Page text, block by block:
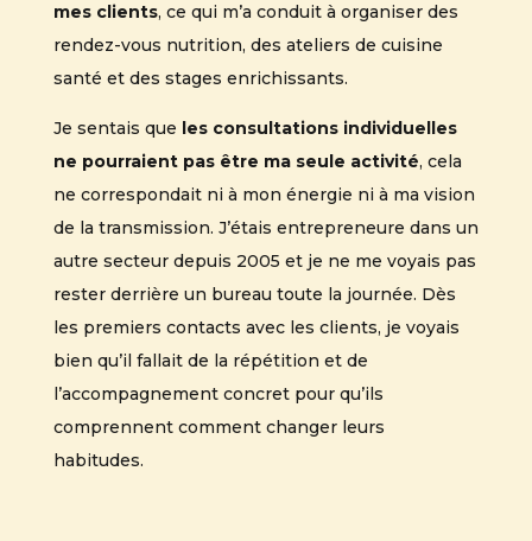
mes clients, ce qui m’a conduit à organiser des
rendez-vous nutrition, des ateliers de cuisine
santé et des stages enrichissants.
Je sentais que les consultations individuelles
ne pourraient pas être ma seule activité, cela
ne correspondait ni à mon énergie ni à ma vision
de la transmission. J’étais entrepreneure dans un
autre secteur depuis 2005 et je ne me voyais pas
rester derrière un bureau toute la journée. Dès
les premiers contacts avec les clients, je voyais
bien qu’il fallait de la répétition et de
l’accompagnement concret pour qu’ils
comprennent comment changer leurs
habitudes.